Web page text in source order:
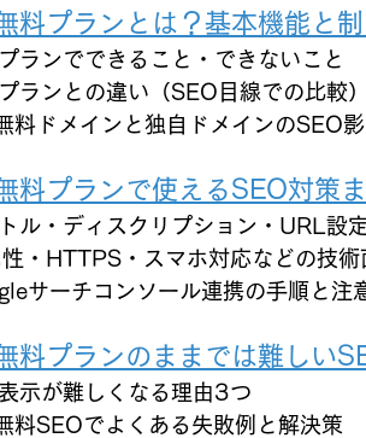
料プランとは？基本機能と
ランでできること・できないこと
ランとの違い（SEO目線での比較）
ドメインと独自ドメインのSEO
料プランで使えるSEO対策
ル・ディスクリプション・URL設
・HTTPS・スマホ対応などの技術
サーチコンソール連携の手順と注
料プランのままでは難しい
示が難しくなる理由3つ
SEOでよくある失敗例と解決策